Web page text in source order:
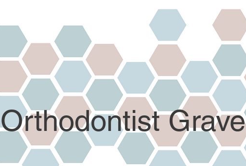
Orthodontist Grave